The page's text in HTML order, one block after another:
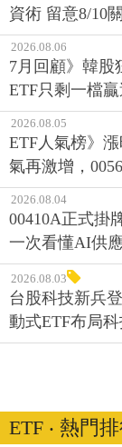
資術 留意8/10
2026.08.06
7月回顧》韓股
ETF只剩一檔贏
2026.08.05
ETF人氣榜》
氣再激增，
2026.08.04
00410A正式掛
一次看懂AI供
2026.08.03
台股科技新兵
動式ETF布局
ETF ‧ 熱門